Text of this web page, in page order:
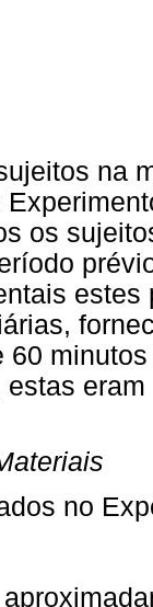
na
os
60
estas
no